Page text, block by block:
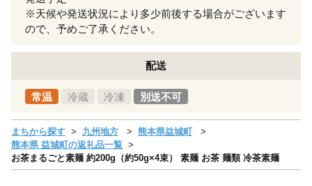
※天候や発送状況により多少前後する場合がございます
ので、予めご了承ください。
配送
常温 冷蔵 冷凍 別送不可
まちから探す 九州地方
熊本県益城町
熊本県 益城町の返礼品一覧
お茶まるごと素麺 約200g（約50g×4束） 素麺 お茶 麺類 冷茶素麺